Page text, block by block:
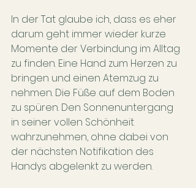
In der Tat glaube ich, dass es eher
darum geht immer wieder kurze
Momente der Verbindung im Alltag
zu finden. Eine Hand zum Herzen zu
bringen und einen Atemzug zu
nehmen. Die Füße auf dem Boden
zu spüren. Den Sonnenuntergang
in seiner vollen Schönheit
wahrzunehmen, ohne dabei von
der nächsten Notifikation des
Handys abgelenkt zu werden.